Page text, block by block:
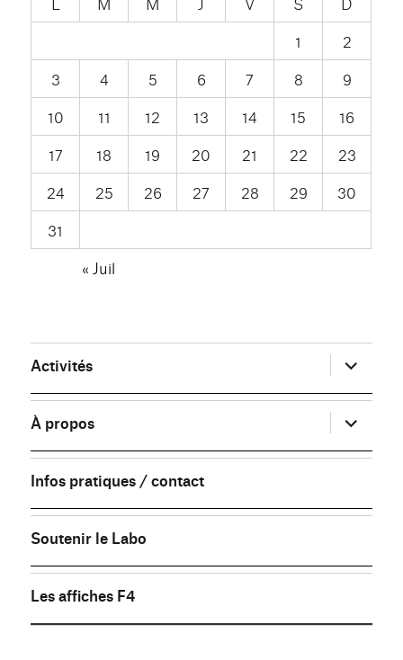
1
2
3
4 5 6 7 8
9
10
11 12 13 14 15
16
17
18 19 20 21 22
23
24
25 26 27 28 29
30
31
« Juil
Activités ouvrir
le
sous-
menu
À propos
ouvrir
le
sous-
menu
Infos pratiques / contact
Soutenir le Labo
Les affiches F4